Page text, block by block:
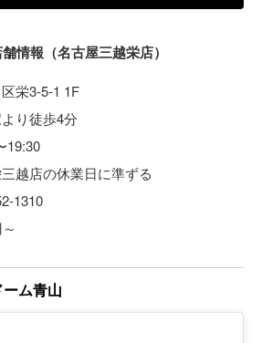
情報（名古屋三越栄店）
栄3-5-1 1F
り徒歩4分
19:30
越店の休業日に準ずる
1310
ム青山